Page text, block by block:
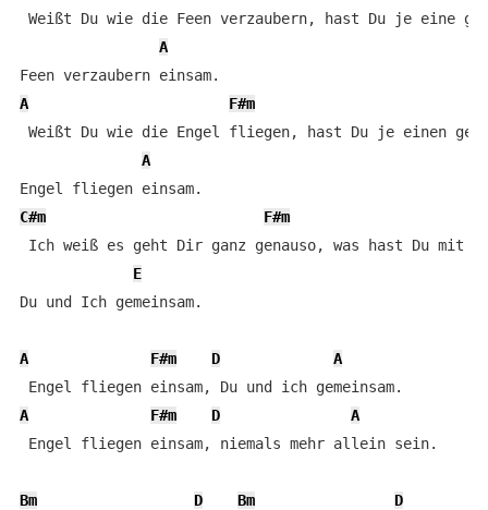
Weißt Du wie die Feen verzaubern, hast Du je eine
A
A
F#m
Weißt Du wie die Engel fliegen, hast Du je einen
A
C#m
F#m
Ich weiß es geht Dir ganz genauso, was hast Du mit
E
Du und Ich gemeinsam.
A F#m D
A
A
F#m D
A
Engel fliegen einsam, niemals mehr allein sein.
Bm D Bm
D